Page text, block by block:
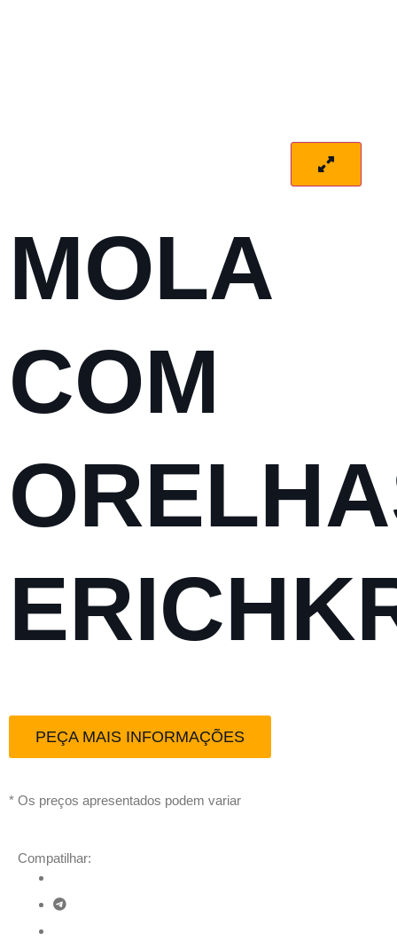
MOLA
COM
PEÇA MAIS INFORMAÇÕES
* Os preços apresentados podem variar
Compatilhar: